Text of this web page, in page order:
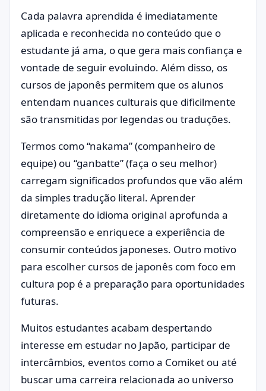
Cada palavra aprendida é imediatamente
aplicada e reconhecida no conteúdo que o
estudante já ama, o que gera mais confiança e
vontade de seguir evoluindo. Além disso, os
cursos de japonês permitem que os alunos
entendam nuances culturais que dificilmente
são transmitidas por legendas ou traduções.
Termos como “nakama” (companheiro de
equipe) ou “ganbatte” (faça o seu melhor)
carregam significados profundos que vão além
da simples tradução literal. Aprender
diretamente do idioma original aprofunda a
compreensão e enriquece a experiência de
consumir conteúdos japoneses. Outro motivo
para escolher cursos de japonês com foco em
cultura pop é a preparação para oportunidades
futuras.
Muitos estudantes acabam despertando
interesse em estudar no Japão, participar de
intercâmbios, eventos como a Comiket ou até
buscar uma carreira relacionada ao universo